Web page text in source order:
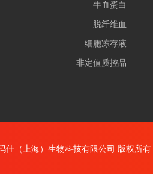
牛血蛋白
脱纤维血
细胞冻存液
非定值质控品
仕（上海）生物科技有限公司 版权所有